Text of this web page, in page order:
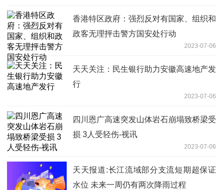
香港特区政府：强烈反对有国家、组织和
政客无理抨击警方国安处行动
2023-07-06
天天关注：民生银行助力安徽高速地产发
行
2023-07-06
四川恩广高速突发山体岩石崩塌致桥梁受
损 3人受轻伤-视讯
2023-07-06
天天报道:长江流域部分支流短期超保证
水位 未来一周仍有两次降雨过程